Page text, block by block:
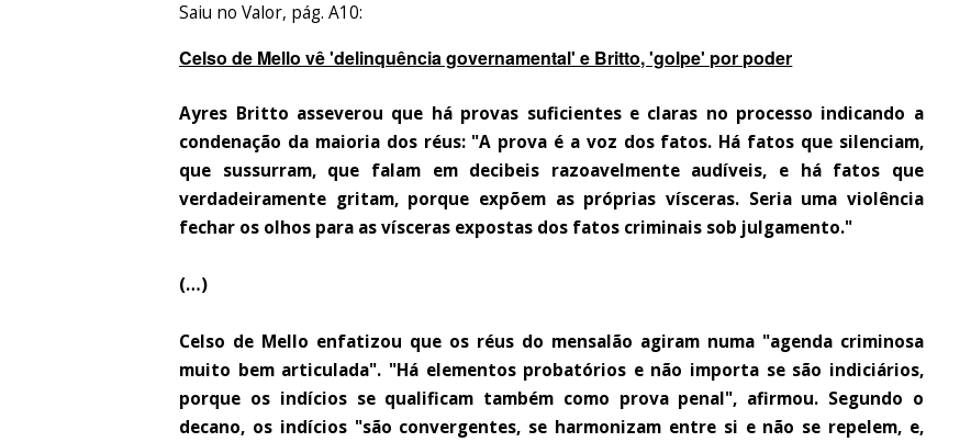
Saiu no Valor, pág. A10:
Celso de Mello vê 'delinquência governamental' e Britto, 'golpe' por poder
Ayres Britto asseverou que há provas suficientes e claras no processo indicando a
condenação da maioria dos réus: "A prova é a voz dos fatos. Há fatos que silenciam,
que sussurram, que falam em decibeis razoavelmente audíveis, e há fatos que
verdadeiramente gritam, porque expõem as próprias vísceras. Seria uma violência
fechar os olhos para as vísceras expostas dos fatos criminais sob julgamento."
(…)
Celso de Mello enfatizou que os réus do mensalão agiram numa "agenda criminosa
muito bem articulada". "Há elementos probatórios e não importa se são indiciários,
porque os indícios se qualificam também como prova penal", afirmou. Segundo o
decano, os indícios "são convergentes, se harmonizam entre si e não se repelem, e,